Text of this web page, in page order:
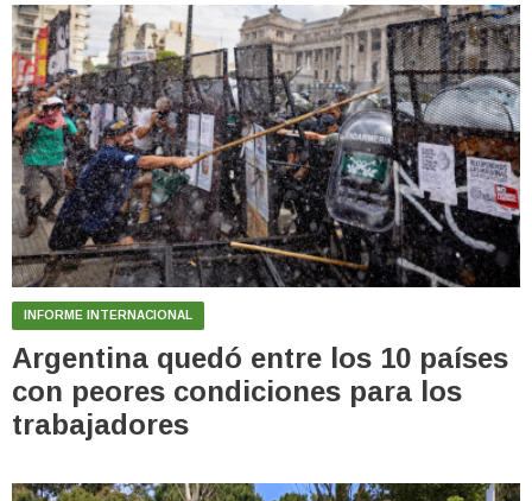
INFORME INTERNACIONAL
Argentina quedó entre los 10 países
con peores condiciones para los
trabajadores